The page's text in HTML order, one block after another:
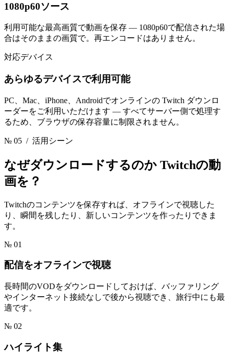
1080p60ソース
利用可能な最高画質で動画を保存 — 1080p60で配信された場
合はそのままの画質で。再エンコードはありません。
対応デバイス
あらゆるデバイスで利用可能
PC、Mac、iPhone、Androidでオンラインの Twitch ダウンロ
ーダーをご利用いただけます — すべてサーバー側で処理す
るため、ブラウザの保存容量に制限されません。
№ 05 / 活用シーン
なぜダウンロードするのか Twitchの動
画を？
Twitchのコンテンツを保存すれば、オフラインで視聴した
り、瞬間を残したり、新しいコンテンツを作ったりできま
す。
№ 01
配信をオフラインで視聴
長時間のVODをダウンロードしておけば、バッファリング
やインターネット接続なしで後から視聴でき、旅行中にも最
適です。
№ 02
ハイライト集